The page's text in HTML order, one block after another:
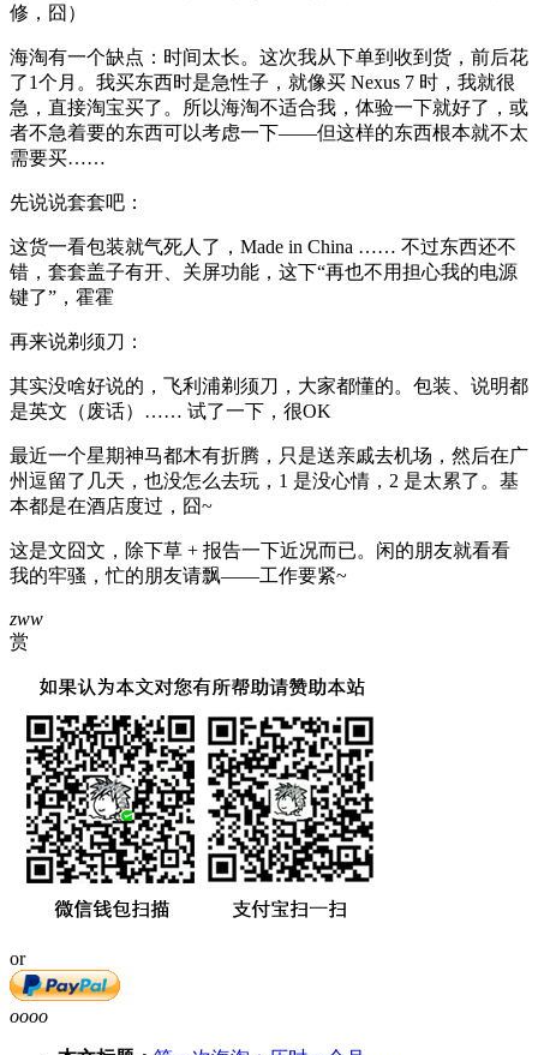
修，囧）
海淘有一个缺点：时间太长。这次我从下单到收到货，前后花
了1个月。我买东西时是急性子，就像买 Nexus 7 时，我就很
急，直接淘宝买了。所以海淘不适合我，体验一下就好了，或
者不急着要的东西可以考虑一下——但这样的东西根本就不太
需要买……
先说说套套吧：
这货一看包装就气死人了，Made in China …… 不过东西还不
错，套套盖子有开、关屏功能，这下“再也不用担心我的电源
键了”，霍霍
再来说剃须刀：
其实没啥好说的，飞利浦剃须刀，大家都懂的。包装、说明都
是英文（废话）…… 试了一下，很OK
最近一个星期神马都木有折腾，只是送亲戚去机场，然后在广
州逗留了几天，也没怎么去玩，1 是没心情，2 是太累了。基
本都是在酒店度过，囧~
这是文囧文，除下草 + 报告一下近况而已。闲的朋友就看看
我的牢骚，忙的朋友请飘——工作要紧~
zww
赏
or
oooo